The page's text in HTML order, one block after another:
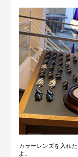
カラーレンズを入れ
よ。